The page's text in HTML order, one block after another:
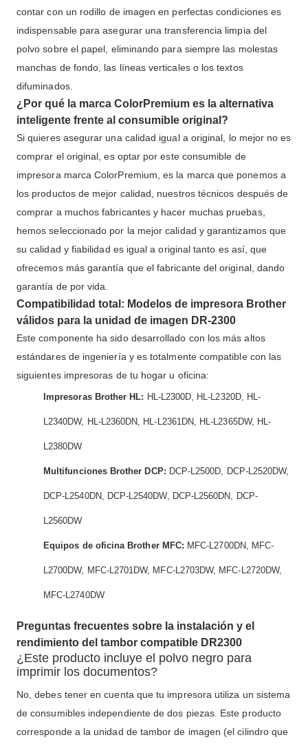
contar con un rodillo de imagen en perfectas condiciones es
indispensable para asegurar una transferencia limpia del
polvo sobre el papel, eliminando para siempre las molestas
manchas de fondo, las líneas verticales o los textos
difuminados.
¿Por qué la marca ColorPremium es la alternativa
inteligente frente al consumible original?
Si quieres asegurar una calidad igual a original, lo mejor no es
comprar el original, es optar por este consumible de
impresora marca ColorPremium, es la marca que ponemos a
los productos de mejor calidad, nuestros técnicos después de
comprar a muchos fabricantes y hacer muchas pruebas,
hemos seleccionado por la mejor calidad y garantizamos que
su calidad y fiabilidad es igual a original tanto es así, que
ofrecemos más garantía que el fabricante del original, dando
garantía de por vida.
Compatibilidad total: Modelos de impresora Brother
válidos para la unidad de imagen DR-2300
Este componente ha sido desarrollado con los más altos
estándares de ingeniería y es totalmente compatible con las
siguientes impresoras de tu hogar u oficina:
Impresoras Brother HL: HL-L2300D, HL-L2320D, HL-
L2340DW, HL-L2360DN, HL-L2361DN, HL-L2365DW, HL-
L2380DW
Multifunciones Brother DCP: DCP-L2500D, DCP-L2520DW,
DCP-L2540DN, DCP-L2540DW, DCP-L2560DN, DCP-
L2560DW
Equipos de oficina Brother MFC: MFC-L2700DN, MFC-
L2700DW, MFC-L2701DW, MFC-L2703DW, MFC-L2720DW,
MFC-L2740DW
Preguntas frecuentes sobre la instalación y el
rendimiento del tambor compatible DR2300
¿Este producto incluye el polvo negro para
imprimir los documentos?
No, debes tener en cuenta que tu impresora utiliza un sistema
de consumibles independiente de dos piezas. Este producto
corresponde a la unidad de tambor de imagen (el cilindro que